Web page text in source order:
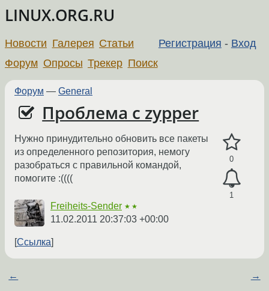
LINUX.ORG.RU
Регистрация - Вход
Новости Галерея Статьи
Форум Опросы Трекер Поиск
Форум — General
Проблема с zypper
0
1
Нужно принудительно обновить все пакеты
из определенного репозитория, немогу
разобраться с правильной командой,
помогите :((((
Freiheits-Sender ★★
11.02.2011 20:37:03 +00:00
Ссылка
← →